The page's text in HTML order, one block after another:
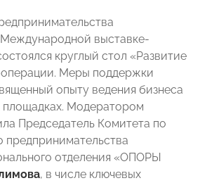
выставке-
круглый стол «Развитие
Меры поддержки
опыту ведения бизнеса
Модератором
Председатель Комитета по
предпринимательства
отделения «ОПОРЫ
, в числе ключевых